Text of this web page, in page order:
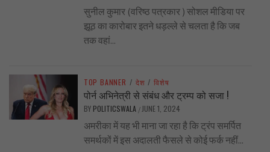
सुनील कुमार (वरिष्ठ पत्रकार ) सोशल मीडिया पर
झूठ का कारोबार इतने धड़ल्ले से चलता है कि जब
तक वहां...
TOP BANNER / देश / विशेष
पोर्न अभिनेत्री से संबंध और ट्रम्प को सजा !
BY POLITICSWALA / JUNE 1, 2024
अमरीका में यह भी माना जा रहा है कि ट्रंप समर्पित
समर्थकों में इस अदालती फैसले से कोई फर्क नहीं...